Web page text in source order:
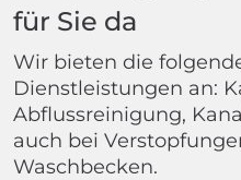
für Sie da
Wir bieten die
Dienstleistungen an:
Abflussreinigung,
auch bei
Waschbecken.